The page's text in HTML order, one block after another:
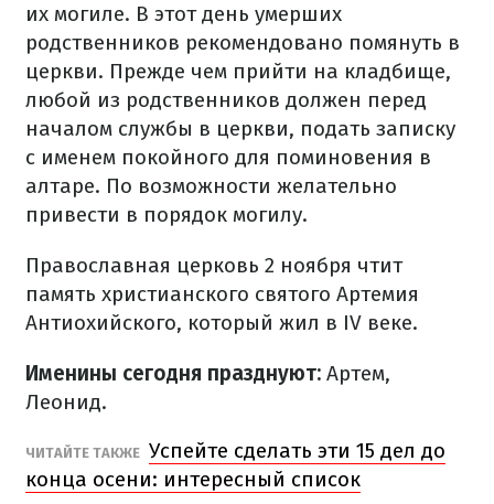
их могиле. В этот день умерших
родственников рекомендовано помянуть в
церкви. Прежде чем прийти на кладбище,
любой из родственников должен перед
началом службы в церкви, подать записку
с именем покойного для поминовения в
алтаре. По возможности желательно
привести в порядок могилу.
Православная церковь 2 ноября чтит
память христианского святого Артемия
Антиохийского, который жил в IV веке.
Именины сегодня празднуют: Артем,
Леонид.
ЧИТАЙТЕ ТАКЖЕ Успейте сделать эти 15 дел до
конца осени: интересный список